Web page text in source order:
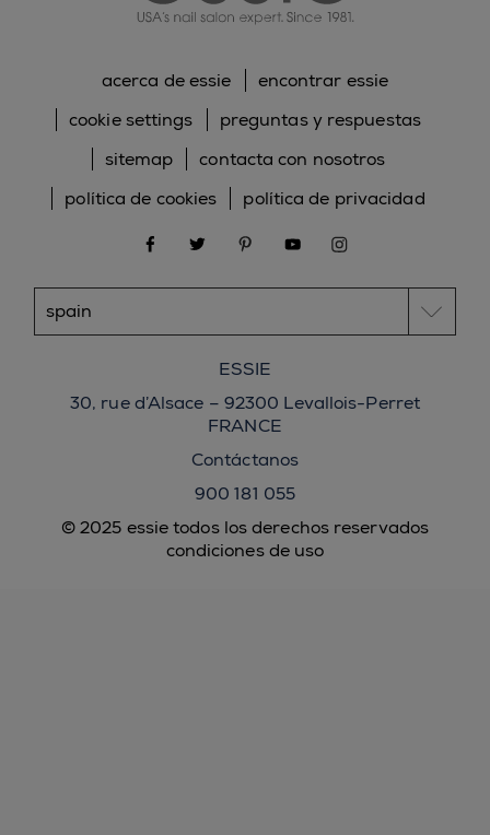
© 2025 essie todos los derechos reservados
condiciones de uso
acerca de essie
encontrar essie
cookie settings
preguntas y respuestas
sitemap
contacta con nosotros
política de cookies
política de privacidad
facebooktwitter pinterestyoutubeinstagram
ESSIE
30, rue d’Alsace – 92300 Levallois-Perret
FRANCE
Contáctanos
900 181 055